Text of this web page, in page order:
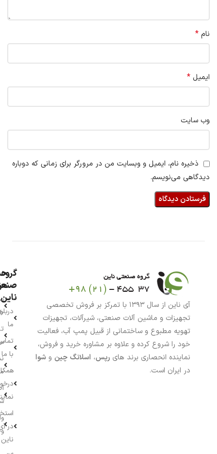
نام *
ایمیل *
وب‌ سایت
ذخیره نام، ایمیل و وبسایت من در مرورگر برای زمانی که دوباره
دیدگاهی می‌نویسم.
آی ناین از سال ۱۳۹۳ با تمرکز بر فروش تخصصی
تجهیزات و ماشین آلات صنعتی، شیرآلات، تجهیزات
تهویه مطبوع و ساختمانی از قبیل پمپ آب، فعالیت
خود را شروع کرده و علاوه بر مشاوره خرید و فروش،
نماینده انحصاری برند های رپس، اسلانگ چین و شوا
در ایران است.
گروه
ناین
ما
با ما
در
ناین